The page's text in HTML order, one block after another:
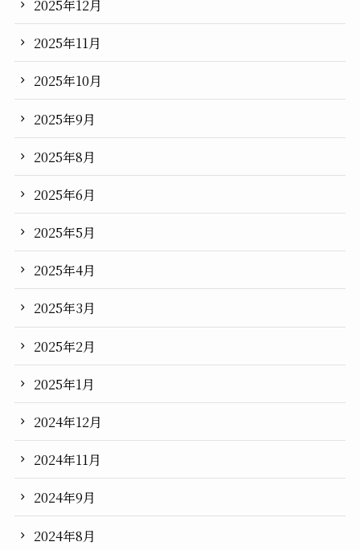
2025年12月
2025年11月
2025年10月
2025年9月
2025年8月
2025年6月
2025年5月
2025年4月
2025年3月
2025年2月
2025年1月
2024年12月
2024年11月
2024年9月
2024年8月